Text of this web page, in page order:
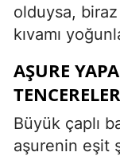
olduysa,
kıvamı
AŞURE
Büyük çaplı
aşurenin eşit